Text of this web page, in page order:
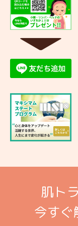
▼
肌ト
今すぐ